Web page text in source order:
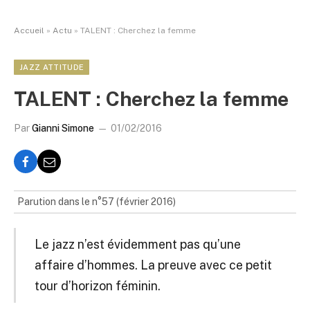
Accueil » Actu » TALENT : Cherchez la femme
JAZZ ATTITUDE
TALENT : Cherchez la femme
ParGianni Simone 01/02/2016
Parution dans le n°57 (février 2016)
Le jazz n’est évidemment pas qu’une
affaire d’hommes. La preuve avec ce petit
tour d’horizon féminin.